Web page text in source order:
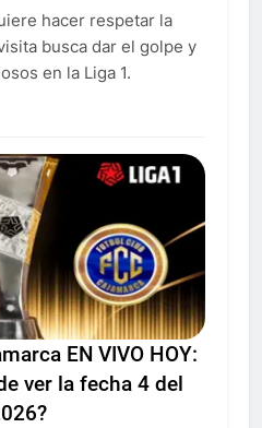
hacer respetar la
busca dar el golpe y
en la Liga 1.
EN VIVO HOY:
ver la fecha 4 del